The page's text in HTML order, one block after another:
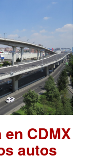
CDMX
autos